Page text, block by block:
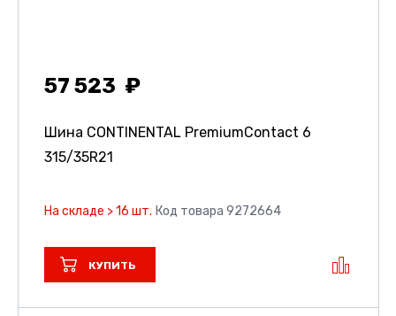
57 523
Шина CONTINENTAL PremiumContact 6
315/35R21
На складе > 16 шт. Код товара 9272664
КУПИТЬ